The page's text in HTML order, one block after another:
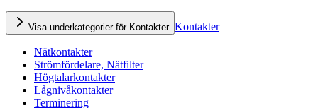
Visa underkategorier för Kontakter Kontakter
Nätkontakter
Strömfördelare, Nätfilter
Högtalarkontakter
Lågnivåkontakter
Terminering